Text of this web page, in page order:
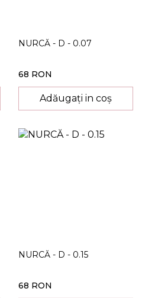
NURCĂ - D - 0.07
68 RON
Adăugați in coș
NURCĂ - D - 0.15
68 RON